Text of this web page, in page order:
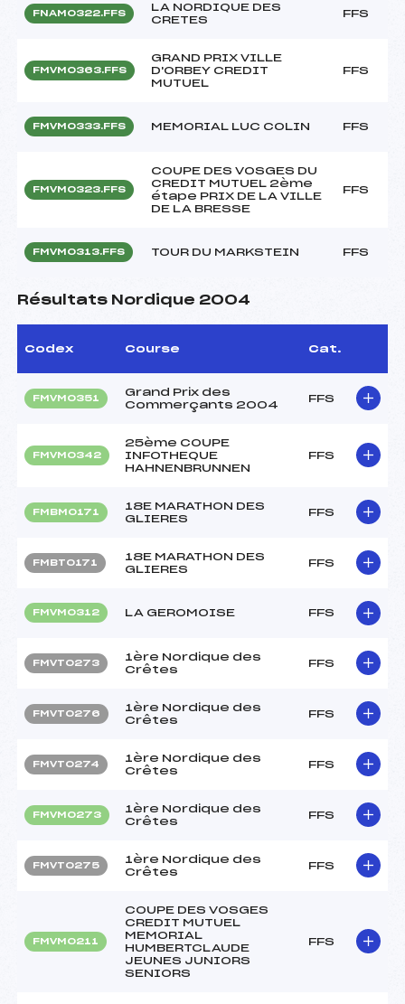
FNAM0322.FFS
LA NORDIQUE DES
CRETES
FFS
FMVM0363.FFS
GRAND PRIX VILLE
D'ORBEY CREDIT
MUTUEL
FFS
FMVM0333.FFS MEMORIAL LUC COLIN FFS
FMVM0323.FFS
C0UPE DES VOSGES DU
CREDIT MUTUEL 2ème
étape PRIX DE LA VILLE
DE LA BRESSE
FFS
FMVM0313.FFS TOUR DU MARKSTEIN FFS
Résultats Nordique 2004
Codex Course Cat.
FMVM0351
Grand Prix des
Commerçants 2004
FFS
FMVM0342
25ème COUPE
INFOTHEQUE
HAHNENBRUNNEN
FFS
FMBM0171
18E MARATHON DES
GLIERES
FFS
FMBT0171
18E MARATHON DES
GLIERES
FFS
FMVM0312 LA GEROMOISE FFS
FMVT0273
1ère Nordique des
Crêtes
FFS
FMVT0276
1ère Nordique des
Crêtes
FFS
FMVT0274
1ère Nordique des
Crêtes
FFS
FMVM0273
1ère Nordique des
Crêtes
FFS
FMVT0275
1ère Nordique des
Crêtes
FFS
FMVM0211
COUPE DES VOSGES
CREDIT MUTUEL
MEMORIAL
HUMBERTCLAUDE
JEUNES JUNIORS
SENIORS
FFS